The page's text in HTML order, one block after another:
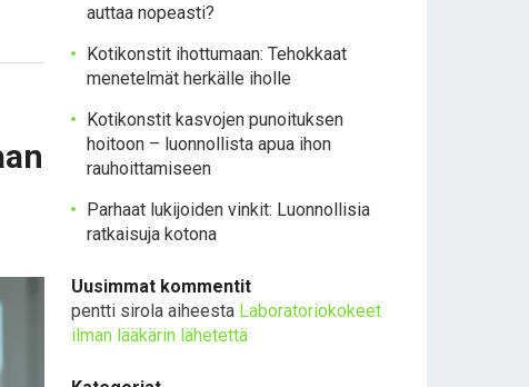
auttaa nopeasti?
Kotikonstit ihottumaan: Tehokkaat
menetelmät herkälle iholle
Kotikonstit kasvojen punoituksen
hoitoon – luonnollista apua ihon
rauhoittamiseen
Parhaat lukijoiden vinkit: Luonnollisia
ratkaisuja kotona
Uusimmat kommentit
pentti sirola aiheesta Laboratoriokokeet
ilman lääkärin lähetettä